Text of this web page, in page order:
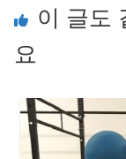
이 글도
요